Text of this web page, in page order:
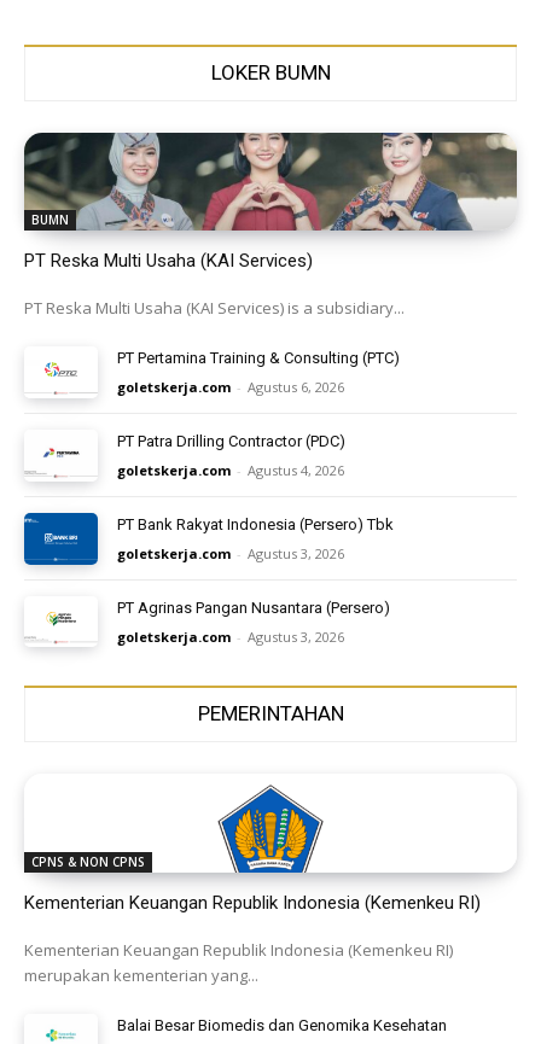
LOKER BUMN
BUMN
PT Reska Multi Usaha (KAI Services)
PT Reska Multi Usaha (KAI Services) is a subsidiary...
PT Pertamina Training & Consulting (PTC)
goletskerja.com - Agustus 6, 2026
PT Patra Drilling Contractor (PDC)
goletskerja.com - Agustus 4, 2026
PT Bank Rakyat Indonesia (Persero) Tbk
goletskerja.com - Agustus 3, 2026
PT Agrinas Pangan Nusantara (Persero)
goletskerja.com - Agustus 3, 2026
PEMERINTAHAN
CPNS & NON CPNS
Kementerian Keuangan Republik Indonesia (Kemenkeu RI)
Kementerian Keuangan Republik Indonesia (Kemenkeu RI)
merupakan kementerian yang...
Balai Besar Biomedis dan Genomika Kesehatan